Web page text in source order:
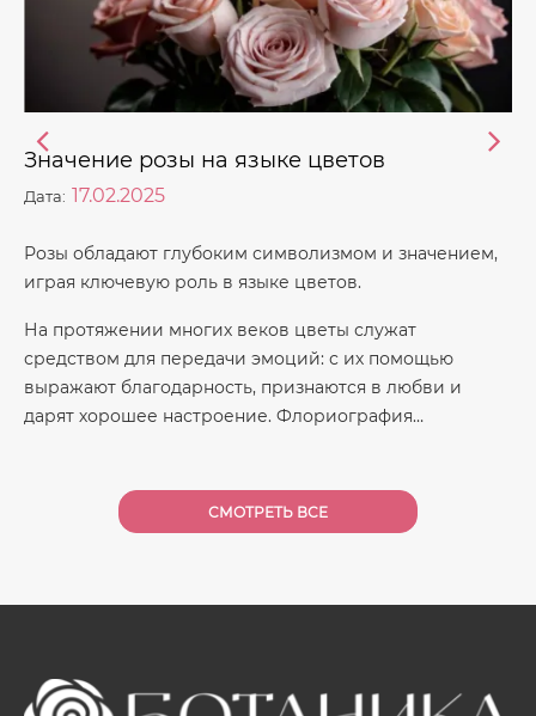
Значение розы на языке цветов
Дата: 17.02.2025
Розы обладают глубоким символизмом и значением,
играя ключевую роль в языке цветов.
На протяжении многих веков цветы служат
средством для передачи эмоций: с их помощью
выражают благодарность, признаются в любви и
дарят хорошее настроение. Флориография…
СМОТРЕТЬ ВСЕ